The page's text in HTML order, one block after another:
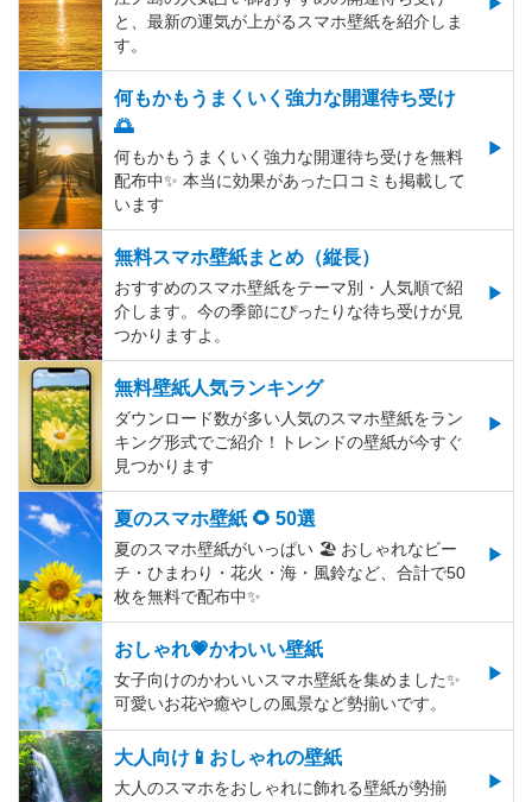
と、最新の運気が上がるスマホ壁紙を紹介しま
す。
何もかもうまくいく強力な開運待ち受け
🌅
何もかもうまくいく強力な開運待ち受けを無料
配布中✨️ 本当に効果があった口コミも掲載して
います
無料スマホ壁紙まとめ（縦長）
おすすめのスマホ壁紙をテーマ別・人気順で紹
介します。今の季節にぴったりな待ち受けが見
つかりますよ。
無料壁紙人気ランキング
ダウンロード数が多い人気のスマホ壁紙をラン
キング形式でご紹介！トレンドの壁紙が今すぐ
見つかります
夏のスマホ壁紙 🌻 50選
夏のスマホ壁紙がいっぱい 🏖 おしゃれなビー
チ・ひまわり・花火・海・風鈴など、合計で50
枚を無料で配布中✨
おしゃれ💗かわいい壁紙
女子向けのかわいいスマホ壁紙を集めました✨
可愛いお花や癒やしの風景など勢揃いです。
大人向け📱おしゃれの壁紙
大人のスマホをおしゃれに飾れる壁紙が勢揃